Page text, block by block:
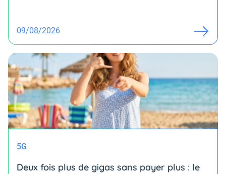
09/08/2026
5G
Deux fois plus de gigas sans payer plus : le